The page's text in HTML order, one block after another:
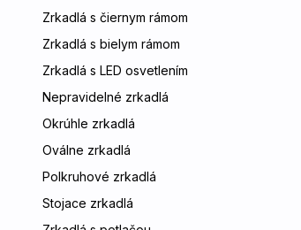
Zrkadlá s čiernym rámom
Zrkadlá s bielym rámom
Zrkadlá s LED osvetlením
Nepravidelné zrkadlá
Okrúhle zrkadlá
Oválne zrkadlá
Polkruhové zrkadlá
Stojace zrkadlá